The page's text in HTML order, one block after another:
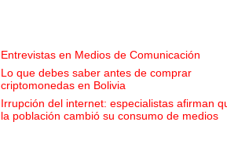
Entrevistas en Medios de Comunicación
Lo que debes saber antes de comprar
criptomonedas en Bolivia
Irrupción del internet: especialistas afirman
la población cambió su consumo de medios